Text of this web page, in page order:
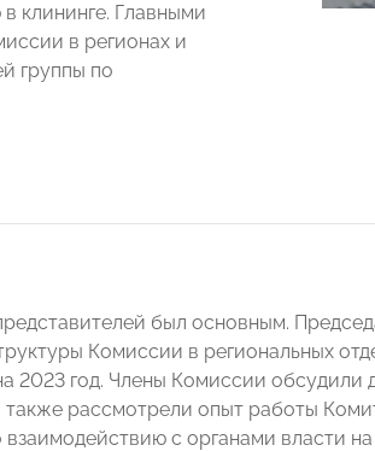
клининге. Главными
в регионах и
группы по
был основным.
Комиссии в региональных
2023 год. Члены Комиссии
также рассмотрели опыт работы
с органами власти на